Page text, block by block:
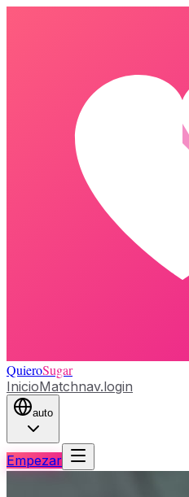
QuieroSugar
InicioMatchnav.login
auto
Empezar